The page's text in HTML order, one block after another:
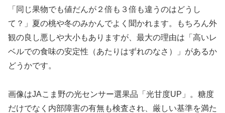
「同じ果物でも値だんが２倍も３倍も違うのはどうし
て？」夏の桃や冬のみかんでよく聞かれます。もちろん外
観の良し悪しや大小もありますが、最大の理由は「高いレ
ベルでの食味の安定性（あたりはずれのなさ）」があるか
どうかです。
画像はJAこま野の光センサー選果品「光甘度UP」。糖度
だけでなく内部障害の有無も検査され、厳しい基準を満た